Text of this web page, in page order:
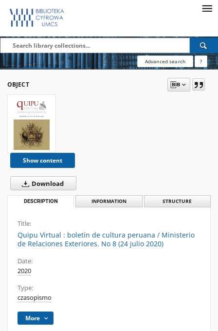
Advanced search ?
OBJECT
Show content
Download
DESCRIPTION INFORMATION STRUCTURE
Title:
Quipu Virtual : boletín de cultura peruana / Ministerio
de Relaciones Exteriores. No 8 (24 julio 2020)
Date:
2020
Type:
czasopismo
More